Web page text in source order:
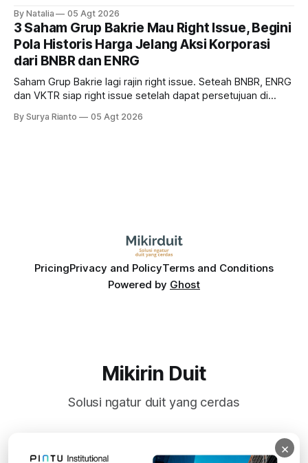
diprediksi semakin terlihat mendekati 2027. Kira-kira gimana
prospeknya? apakah masih menarik dilirik sektor ini?
By Natalia 05 Agt 2026
3 Saham Grup Bakrie Mau Right Issue, Begini
Pola Historis Harga Jelang Aksi Korporasi
dari BNBR dan ENRG
Saham Grup Bakrie lagi rajin right issue. Seteah BNBR, ENRG
dan VKTR siap right issue setelah dapat persetujuan di
pola saham Grup Bakrie jelang right issue
By Surya Rianto 05 Agt 2026
PricingPrivacy and PolicyTerms and Conditions
Powered by Ghost
Mikirin Duit
Solusi ngatur duit yang cerdas
Subscribe
×